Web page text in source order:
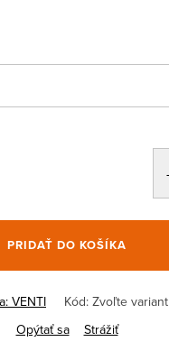
PRIDAŤ DO KOŠÍKA
VENTI Kód: Zvoľte variant
Opýtať sa
Strážiť